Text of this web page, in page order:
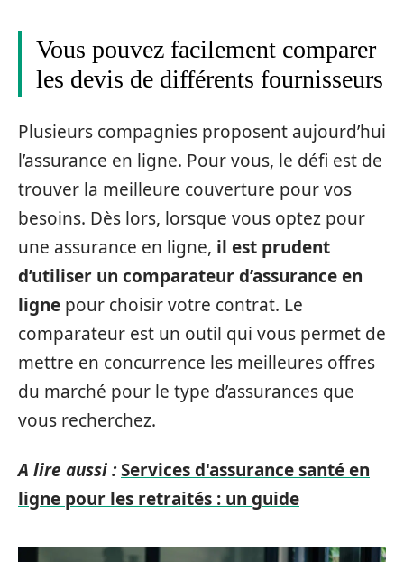
Vous pouvez facilement comparer
les devis de différents fournisseurs
Plusieurs compagnies proposent aujourd’hui
l’assurance en ligne. Pour vous, le défi est de
trouver la meilleure couverture pour vos
besoins. Dès lors, lorsque vous optez pour
une assurance en ligne, il est prudent
d’utiliser un comparateur d’assurance en
ligne pour choisir votre contrat. Le
comparateur est un outil qui vous permet de
mettre en concurrence les meilleures offres
du marché pour le type d’assurances que
vous recherchez.
A lire aussi :Services d'assurance santé en
ligne pour les retraités : un guide